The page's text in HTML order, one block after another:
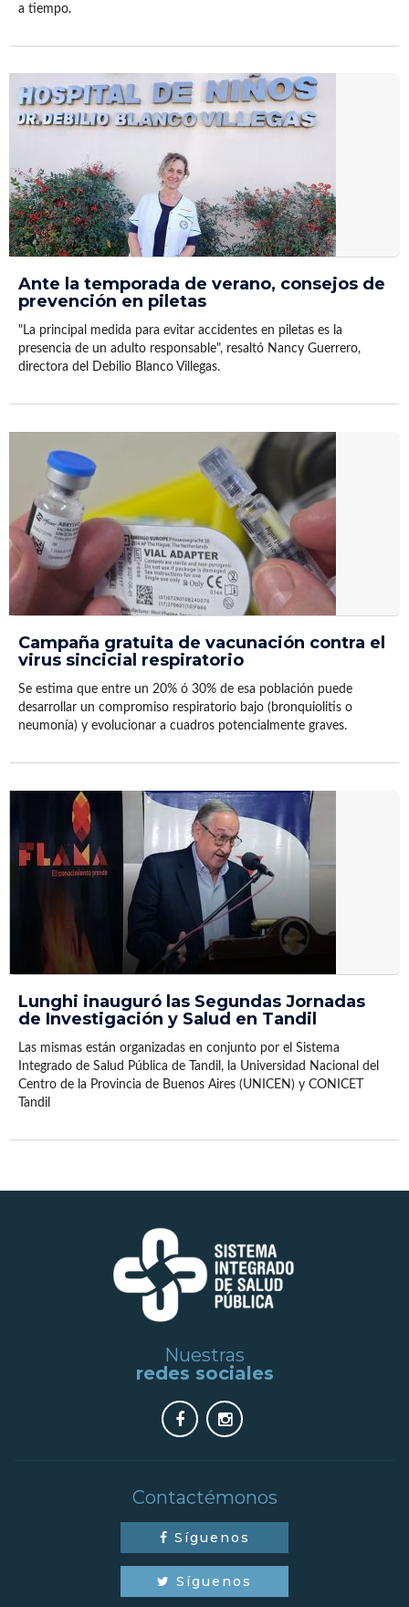
a tiempo.
Ante la temporada de verano, consejos de
prevención en piletas
"La principal medida para evitar accidentes en piletas es la
presencia de un adulto responsable", resaltó Nancy Guerrero,
directora del Debilio Blanco Villegas.
Campaña gratuita de vacunación contra el
virus sincicial respiratorio
Se estima que entre un 20% ó 30% de esa población puede
desarrollar un compromiso respiratorio bajo (bronquiolitis o
neumonía) y evolucionar a cuadros potencialmente graves.
Lunghi inauguró las Segundas Jornadas
de Investigación y Salud en Tandil
Las mismas están organizadas en conjunto por el Sistema
Integrado de Salud Pública de Tandil, la Universidad Nacional del
Centro de la Provincia de Buenos Aires (UNICEN) y CONICET
Tandil
Nuestras
redes sociales
Contactémonos
Síguenos
Síguenos